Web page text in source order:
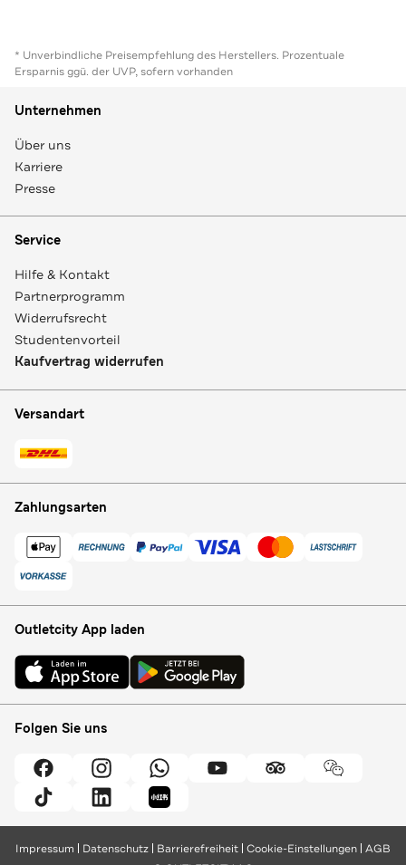
* Unverbindliche Preisempfehlung des Herstellers. Prozentuale
Ersparnis ggü. der UVP, sofern vorhanden
Unternehmen
Über uns
Karriere
Presse
Service
Hilfe & Kontakt
Partnerprogramm
Widerrufsrecht
Studentenvorteil
Kaufvertrag widerrufen
Versandart
Zahlungsarten
Outletcity App laden
Folgen Sie uns
Impressum Datenschutz Barrierefreiheit Cookie-Einstellungen AGB